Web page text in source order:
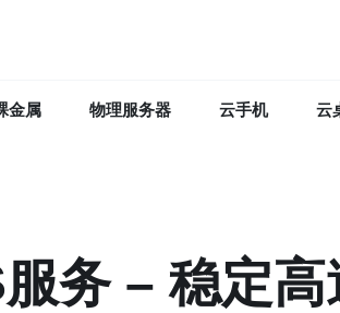
金属 物理服务器 云手机 云
务 – 稳定